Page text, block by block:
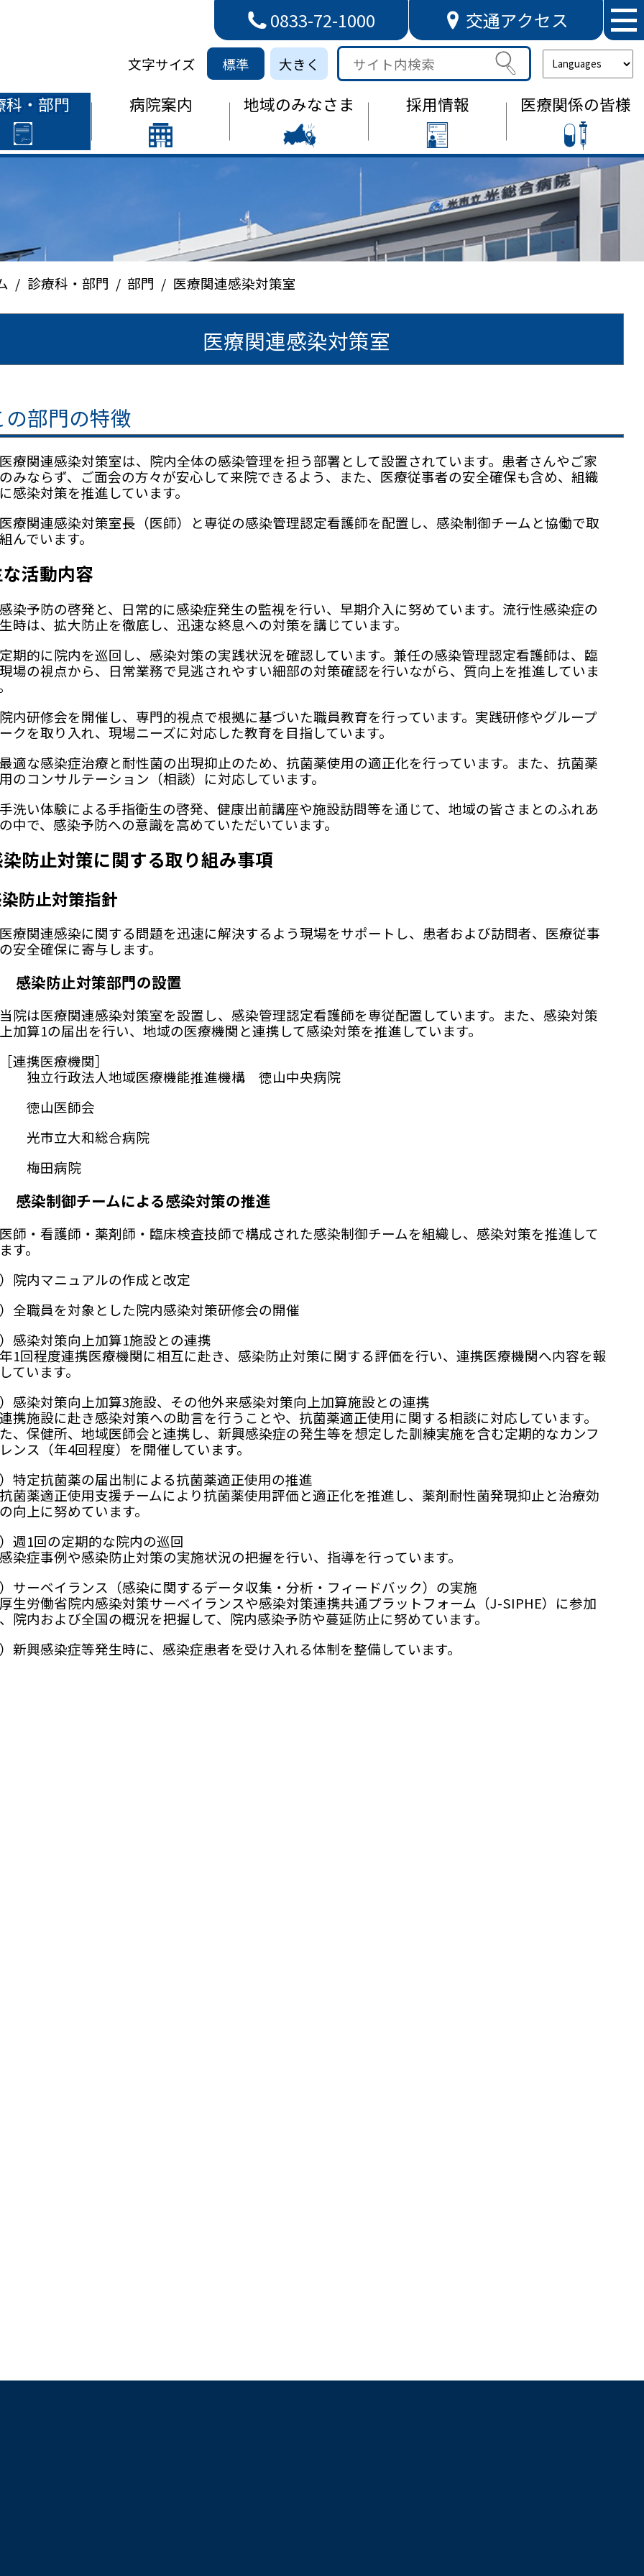
0833-72-1000 交通アクセス
文字サイズ 標準 大きく
サ
内
科・部門 病院案内 地域のみなさま 採用情報 医療関係の皆様
診療科・部門 部門 医療関連感染対策室
医療関連感染対策室
の部門の特徴
関連感染対策室は、院内全体の感染管理を担う部署として設置されています。患者さんやご家
みならず、ご面会の方々が安心して来院できるよう、また、医療従事者の安全確保も含め、組織
感染対策を推進しています。
関連感染対策室長（医師）と専従の感染管理認定看護師を配置し、感染制御チームと協働で取
んでいます。
活動内容
予防の啓発と、日常的に感染症発生の監視を行い、早期介入に努めています。流行性感染症の
時は、拡大防止を徹底し、迅速な終息への対策を講じています。
的に院内を巡回し、感染対策の実践状況を確認しています。兼任の感染管理認定看護師は、臨
場の視点から、日常業務で見逃されやすい細部の対策確認を行いながら、質向上を推進していま
研修会を開催し、専門的視点で根拠に基づいた職員教育を行っています。実践研修やグループ
クを取り入れ、現場ニーズに対応した教育を目指しています。
な感染症治療と耐性菌の出現抑止のため、抗菌薬使用の適正化を行っています。また、抗菌薬
のコンサルテーション（相談）に対応しています。
い体験による手指衛生の啓発、健康出前講座や施設訪問等を通じて、地域の皆さまとのふれあ
中で、感染予防への意識を高めていただいています。
防止対策に関する取り組み事項
防止対策指針
関連感染に関する問題を迅速に解決するよう現場をサポートし、患者および訪問者、医療従事
安全確保に寄与します。
感染防止対策部門の設置
は医療関連感染対策室を設置し、感染管理認定看護師を専従配置しています。また、感染対策
加算1の届出を行い、地域の医療機関と連携して感染対策を推進しています。
携医療機関］
行政法人地域医療機能推進機構 徳山中央病院
山医師会
市立大和総合病院
田病院
感染制御チームによる感染対策の推進
・看護師・薬剤師・臨床検査技師で構成された感染制御チームを組織し、感染対策を推進して
す。
院内マニュアルの作成と改定
全職員を対象とした院内感染対策研修会の開催
感染対策向上加算1施設との連携
回程度連携医療機関に相互に赴き、感染防止対策に関する評価を行い、連携医療機関へ内容を報
ています。
感染対策向上加算3施設、その他外来感染対策向上加算施設との連携
施設に赴き感染対策への助言を行うことや、抗菌薬適正使用に関する相談に対応しています。
、保健所、地域医師会と連携し、新興感染症の発生等を想定した訓練実施を含む定期的なカンフ
ンス（年4回程度）を開催しています。
特定抗菌薬の届出制による抗菌薬適正使用の推進
薬適正使用支援チームにより抗菌薬使用評価と適正化を推進し、薬剤耐性菌発現抑止と治療効
向上に努めています。
週1回の定期的な院内の巡回
症事例や感染防止対策の実施状況の把握を行い、指導を行っています。
サーベイランス（感染に関するデータ収集・分析・フィードバック）の実施
労働省院内感染対策サーベイランスや感染対策連携共通プラットフォーム（J-SIPHE）に参加
院内および全国の概況を把握して、院内感染予防や蔓延防止に努めています。
新興感染症等発生時に、感染症患者を受け入れる体制を整備しています。